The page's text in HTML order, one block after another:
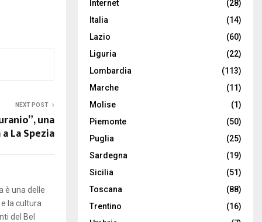
NEXT POST
una
La Spezia
è una delle
la cultura
del Bel
Internet
(28)
Italia
(14)
Lazio
(60)
Liguria
(22)
Lombardia
(113)
Marche
(11)
Molise
(1)
Piemonte
(50)
Puglia
(25)
Sardegna
(19)
Sicilia
(51)
Toscana
(88)
Trentino
(16)